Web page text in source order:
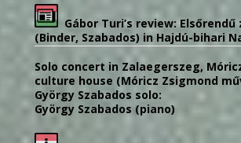
Gábor Turi’s review:
(Binder, Szabados) in Hajdú-bihari
Solo concert in Zalaegerszeg,
culture house (Móricz Zsigmond
György Szabados solo:
György Szabados (piano)